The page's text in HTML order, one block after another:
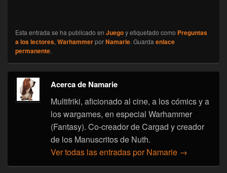
Esta entrada se ha publicado en Juegoy etiquetado como Preguntas
a los lectores, WarhammerporNamarie. Guarda enlace
permanente.
Acerca de Namarie
Multifriki, aficionado al cine, a los cómics y a
los wargames, en especial Warhammer
(Fantasy). Co-creador de Cargad y creador
de los Manuscritos de Nuth.
Ver todas las entradas por Namarie →